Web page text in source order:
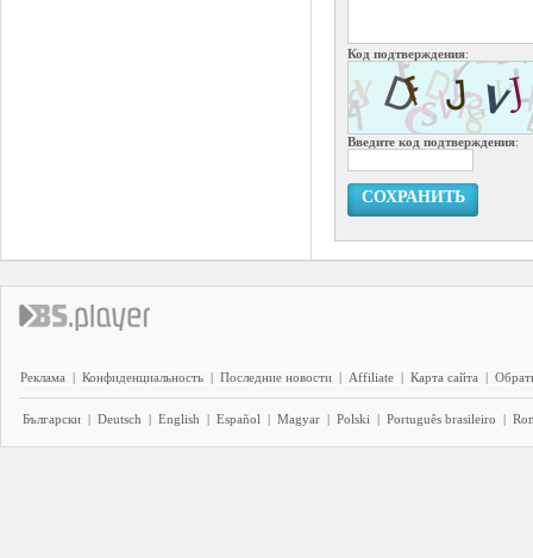
Код подтверждения:
Введите код подтверждения:
СОХРАНИТЬ
Реклама | Конфиденциальность | Последние новости | Affiliate | Карта сайта |
Български | Deutsch | English | Español | Magyar | Polski | Português brasileiro |